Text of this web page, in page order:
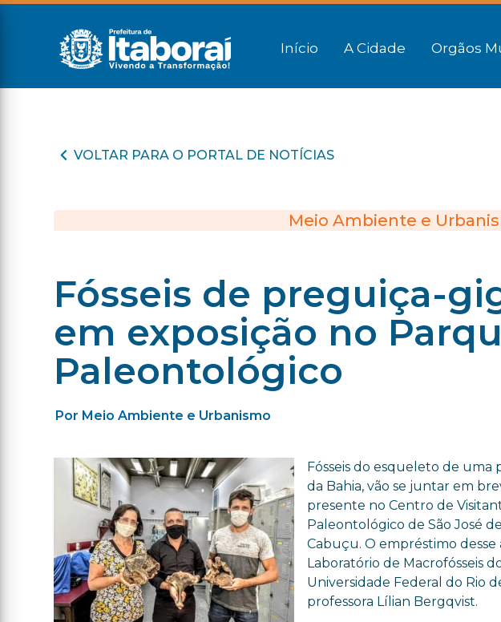
Início A Cidade Orgãos
VOLTAR PARA O PORTAL DE NOTÍCIAS
Meio Ambiente e
Fósseis de preguiça-
em exposição no
Paleontológico
Por Meio Ambiente e Urbanismo
Fósseis do esqueleto de
da Bahia, vão se juntar em
presente no Centro de
Paleontológico de São José
Cabuçu. O empréstimo
Laboratório de Macrofósseis
Universidade Federal do Rio
professora Lílian Bergqvist.